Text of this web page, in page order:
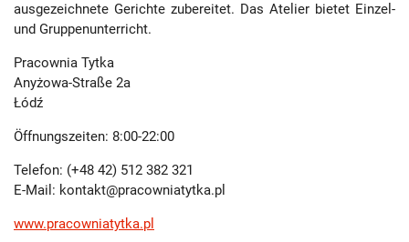
ausgezeichnete Gerichte zubereitet. Das Atelier bietet Einzel-
und Gruppenunterricht.
Pracownia Tytka
Anyżowa-Straße 2a
Łódź
Öffnungszeiten: 8:00-22:00
Telefon: (+48 42) 512 382 321
E-Mail: kontakt@pracowniatytka.pl
www.pracowniatytka.pl